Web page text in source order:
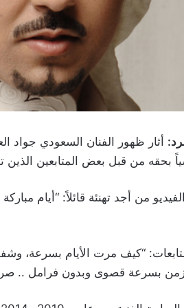
أثار ظهور الفنان السعودي
بحقه من قبل بعض المتابعين
من أجد تهنئة قائلاً: “أيام
“كيف مرت الأيام بسرعة،
بسرعة قصوى وبدون فرامل ..